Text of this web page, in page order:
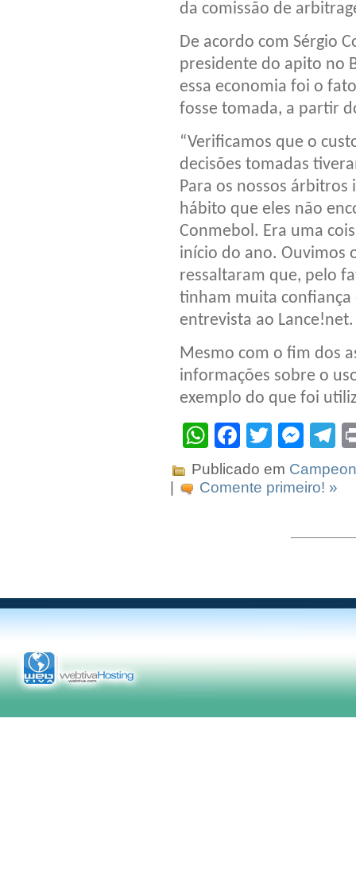
da comissão de
De acordo com Sérgio
presidente do apito no
essa economia foi o
fosse tomada, a partir
“Verificamos que o
decisões tomadas
Para os nossos
hábito que eles não
Conmebol. Era uma
início do ano. Ouvimos
ressaltaram que, pelo
tinham muita confiança
entrevista ao Lance!net.
Mesmo com o fim dos
informações sobre o
exemplo do que foi
WhatsApp
Facebook
Twitter
Publicado em
Comente primeiro! »